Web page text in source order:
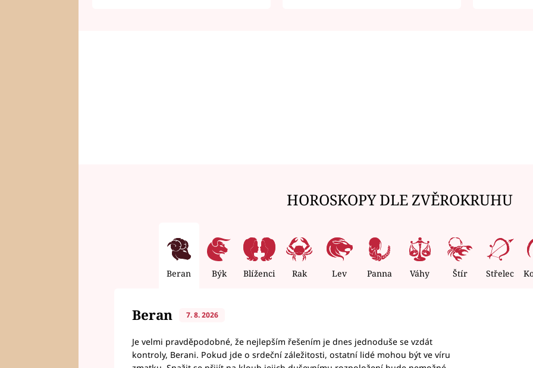
HOROSKOPY DLE ZVĚROKRUHU
Beran Býk Blíženci Rak Lev Panna Váhy Štír Střelec
Beran 7. 8. 2026
Je velmi pravděpodobné, že nejlepším řešením je dnes jednoduše se vzdát
kontroly, Berani. Pokud jde o srdeční záležitosti, ostatní lidé mohou být ve víru